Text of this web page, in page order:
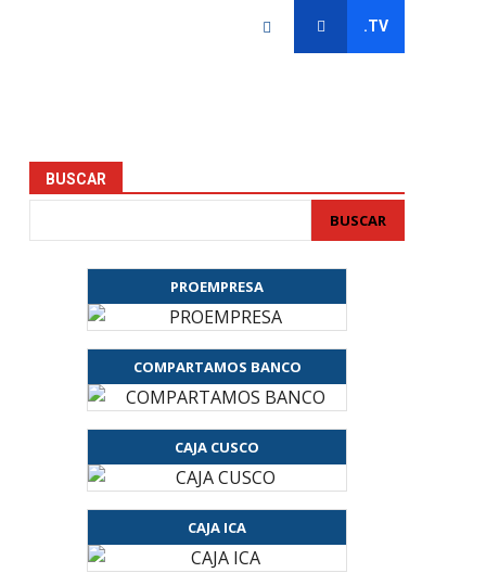
.TV
BUSCAR
BUSCAR
PROEMPRESA
COMPARTAMOS BANCO
CAJA CUSCO
CAJA ICA